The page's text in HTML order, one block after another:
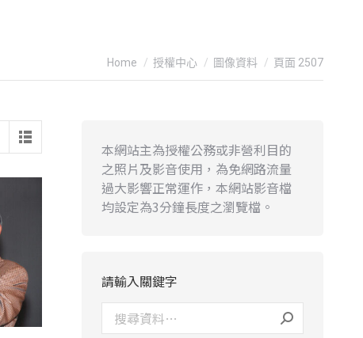
You are here:
Home 授權中心 圖像資料 頁面 2507
本網站主為授權公務或非營利目的
之照片及影音使用，為免網路流量
過大影響正常運作，本網站影音檔
均設定為3分鐘長度之瀏覽檔。
請輸入關鍵字